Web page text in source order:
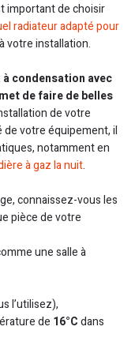
important de choisir
radiateur adapté pour
votre installation.
condensation avec
de faire de belles
de votre
de votre équipement, il
notamment en
à gaz la nuit.
connaissez-vous les
pièce de votre
une salle à
l’utilisez),
de 16°Cdans